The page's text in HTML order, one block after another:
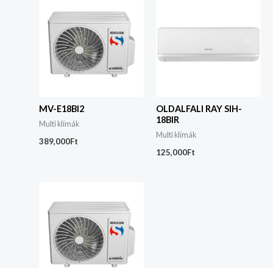
MV-E18BI2
Multi klímák
389,000Ft
OLDALFALI RAY SIH-
18BIR
Multi klímák
125,000Ft